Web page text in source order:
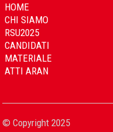
HOME
CHI SIAMO
RSU2025
CANDIDATI
MATERIALE
ATTI ARAN
© Copyright 2025